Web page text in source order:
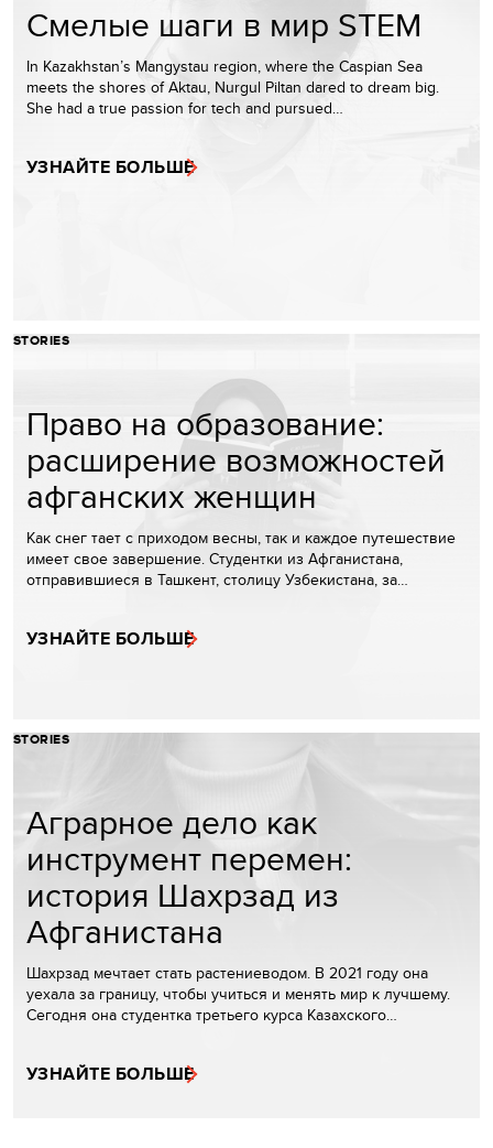
Смелые шаги в мир STEM
In Kazakhstan’s Mangystau region, where the Caspian Sea
meets the shores of Aktau, Nurgul Piltan dared to dream big.
She had a true passion for tech and pursued…
УЗНАЙТЕ БОЛЬШЕ
STORIES
Право на образование:
расширение возможностей
афганских женщин
Как снег тает с приходом весны, так и каждое путешествие
имеет свое завершение. Студентки из Афганистана,
отправившиеся в Ташкент, столицу Узбекистана, за…
УЗНАЙТЕ БОЛЬШЕ
STORIES
Аграрное дело как
инструмент перемен:
история Шахрзад из
Афганистана
Шахрзад мечтает стать растениеводом. В 2021 году она
уехала за границу, чтобы учиться и менять мир к лучшему.
Сегодня она студентка третьего курса Казахского…
УЗНАЙТЕ БОЛЬШЕ